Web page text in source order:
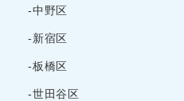
2024年2月
2024年1月
2023年12月
-中野区
-新宿区
-板橋区
-世田谷区